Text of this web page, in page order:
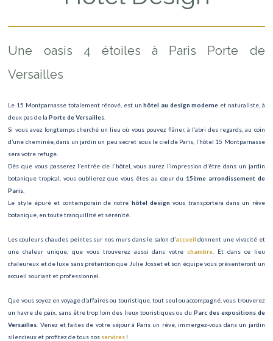
Une oasis 4 étoiles à Paris Porte de
Versailles
Le 15 Montparnasse totalement rénové, est unhôtel au design moderne et naturaliste, à
deux pas de laPorte de Versailles
Si vous avez longtemps cherché un lieu où vous pouvez flâner, à l’abri des regards, au coin
d’une cheminée, dans un jardin un peu secret sous le ciel de Paris, l’hôtel 15 Montparnasse
sera votre refuge.
Dès que vous passerez l’entrée de l'hôtel, vous aurez l’impression d’être dans un jardin
botanique tropical, vous oublierez que vous êtes au cœur du 15ème arrondissement de
Paris
Le style épuré et contemporain de notre hôtel design vous transportera dans un rêve
botanique, en toute tranquillité et sérénité.
Les couleurs chaudes peintes sur nos murs dans le salon d’accueil donnent une vivacité et
une chaleur unique, que vous trouverez aussi dans votrechambre . Et dans ce lieu
chaleureux et de luxe sans prétention que Julie Josset et son équipe vous présenteront un
accueil souriant et professionnel.
Que vous soyez en voyage d’affaires ou touristique, tout seul ou accompagné, vous trouverez
un havre de paix, sans être trop loin des lieux touristiques ou duParc des expositions de
Versailles . Venez et faites de votre séjour à Paris un rêve, immergez-vous dans un jardin
silencieux et profitez de tous nos services !